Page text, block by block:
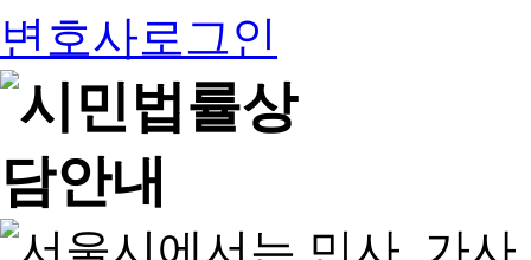
변호사로그인